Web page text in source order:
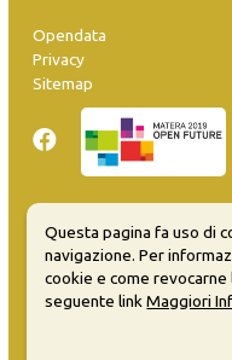
Opendata
Privacy
Sitemap
Inserisci evento
Guida
FAQ
info@materaevents.it
Questa pagina fa uso di
navigazione. Per
cookie e come revocarne
seguente linkMaggiori